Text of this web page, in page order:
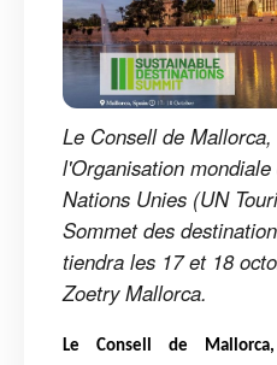
Le Consell de
l'Organisation
Nations Unies (UN
Sommet des
tiendra les 17 et 18
Zoetry Mallorca.
Le Consell de